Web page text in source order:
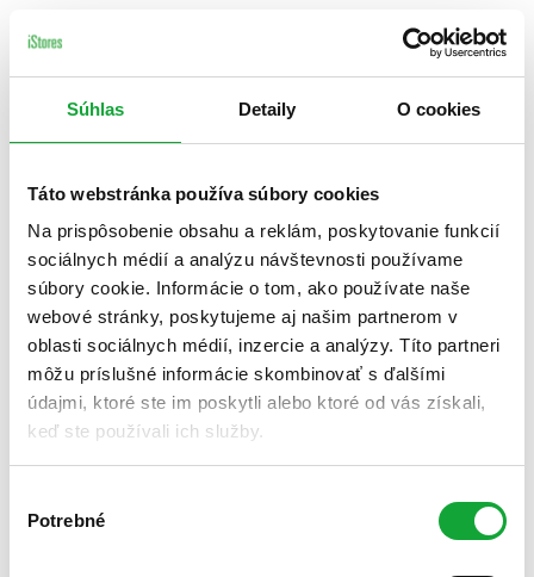
Súhlas Detaily O cookies
Táto webstránka používa súbory cookies
Na prispôsobenie obsahu a reklám, poskytovanie funkcií
sociálnych médií a analýzu návštevnosti používame
súbory cookie. Informácie o tom, ako používate naše
webové stránky, poskytujeme aj našim partnerom v
oblasti sociálnych médií, inzercie a analýzy. Títo partneri
môžu príslušné informácie skombinovať s ďalšími
údajmi, ktoré ste im poskytli alebo ktoré od vás získali,
keď ste používali ich služby.
súhlasu
Potrebné